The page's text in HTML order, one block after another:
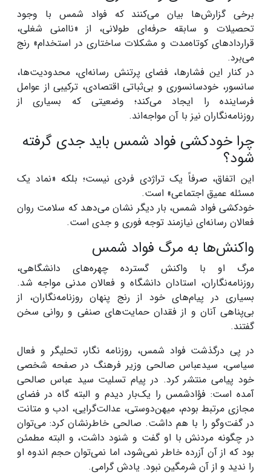
برخی گزارش‌ها بیان می‌کنند که فواد شمس با وجود
تحصیلات و سابقه حرفه‌ای طولانی، از «ناامنی شغلی،
قراردادهای کوتاه‌مدت و مشکلات ساختاری در استخدام» رنج
می‌برد.
در کنار این فشارها، فضای پرتنش رسانه‌ای، محدودیت‌ها،
سانسور، خودسانسوری و بی‌ثباتی اقتصادی، ترکیبی از عوامل
فرساینده را ایجاد می‌کند؛ وضعیتی که بسیاری از
روزنامه‌نگاران نیز با آن مواجه‌اند.
چرا خودکشی فواد شمس باید جدی گرفته
شود؟
این اتفاق، صرفاً یک تراژدی فردی نیست؛ بلکه «نماد یک
مسئله عمیق اجتماعی» است.
خودکشی فواد شمس، بار دیگر نشان می‌دهد که سلامت روان
فعالان رسانه‌ای نیازمند توجه فوری و جدی است.
واکنش‌ها به مرگ فواد شمس
مرگ او با واکنش گسترده چهره‌های دانشگاهی،
روزنامه‌نگاران، استادان دانشگاه و فعالان مدنی مواجه شد.
بسیاری در پیام‌های خود از رنج پنهان روزنامه‌نگاران، از
بی‌پناهی آنان و از فقدان حمایت‌های صنفی و روانی سخن
گفتند.
در پی درگذشت فواد شمس، روزنامه نگار، تحلیگر و فعال
سیاسی، سیدعباس صالحی وزیر فرهنگ در صفحه شخصی
خود پیامی منتشر کرد. در پیام تسلیت سید عباس صالحی
آمده است: فؤادشمس را یک‌بار دیدم و البته گاه در فضای
مجازی مرتبط بودم، میهن‌دوستی، عدالت‌گرایی، ادب و متانت
در گفت‌وگو را با هم داشت. صالحی خاطرنشان کرد: می‌توان
در چگونه مردنش با او گفت و شنود داشت، و البته مطمئن
بود که از آن آزرده خاطر نمی‌شود، اما نمی‌توان حجم اندوه او
را ندید و از آن شرمگین نبود. یادش گرامی.